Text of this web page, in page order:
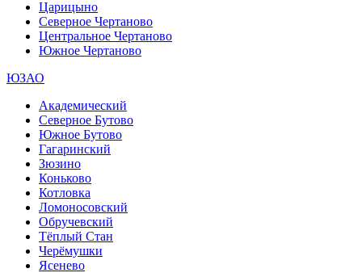
Царицыно
Северное Чертаново
Центральное Чертаново
Южное Чертаново
ЮЗАО
Академический
Северное Бутово
Южное Бутово
Гагаринский
Зюзино
Коньково
Котловка
Ломоносовский
Обручевский
Тёплый Стан
Черёмушки
Ясенево